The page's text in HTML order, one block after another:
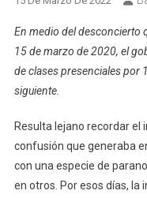
En medio del desconcierto
15 de marzo de 2020, el
de clases presenciales por
siguiente.
Resulta lejano recordar el
confusión que generaba
con una especie de
en otros. Por esos días,